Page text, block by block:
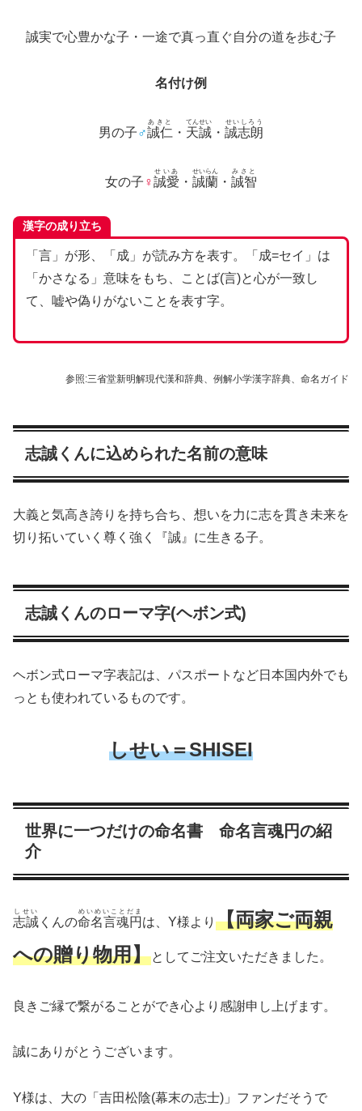
誠実で心豊かな子・一途で真っ直ぐ自分の道を歩む子
名付け例
男の子♂誠仁
あきと
・ 天誠
てんせい
・ 誠志朗
せいしろう
女の子 ♀誠愛
せいあ
・ 誠蘭
せいらん
・ 誠智
みさと
漢字の成り立ち
「言」が形、「成」が読み方を表す。「成=セイ」は
「かさなる」意味をもち、ことば(言)と心が一致し
て、嘘や偽りがないことを表す字。
参照:三省堂新明解現代漢和辞典、例解小学漢字辞典、命名ガイド
志誠くんに込められた名前の意味
大義と気高き誇りを持ち合ち、想いを力に志を貫き未来を
切り拓いていく尊く強く『誠』に生きる子。
志誠くんのローマ字(ヘボン式)
ヘボン式ローマ字表記は、パスポートなど日本国内外でも
っとも使われているものです。
しせい＝SHISEI
世界に一つだけの命名書 命名言魂円の紹
介
志誠
しせい
くんの命名言魂円
めいめいことだま
は、Y様より 【両家ご両親
への贈り物用】としてご注文いただきました。
良きご縁で繋がることができ心より感謝申し上げます。
誠にありがとうございます。
Y様は、大の「吉田松陰(幕末の志士)」ファンだそうで